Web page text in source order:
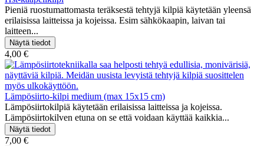
Pieniä ruostumattomasta teräksestä tehtyjä kilpiä käytetään yleensä
erilaisissa laitteissa ja kojeissa. Esim sähkökaapin, laivan tai
laitteen...
4,00 €
Lämpösiirto-kilpi medium (max 15x15 cm)
Lämpösiirtokilpiä käytetään erilaisissa laitteissa ja kojeissa.
Lämpösiirtokilven etuna on se että voidaan käyttää kaikkia...
7,00 €